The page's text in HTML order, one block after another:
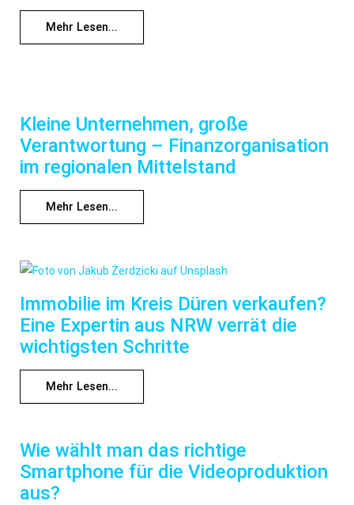
Mehr Lesen...
Kleine Unternehmen, große
Verantwortung – Finanzorganisation
im regionalen Mittelstand
Mehr Lesen...
Immobilie im Kreis Düren verkaufen?
Eine Expertin aus NRW verrät die
wichtigsten Schritte
Mehr Lesen...
Wie wählt man das richtige
Smartphone für die Videoproduktion
aus?